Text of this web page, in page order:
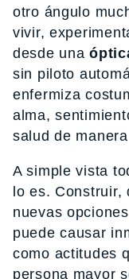
otro ángulo
vivir,
desde una
sin piloto
enfermiza
alma,
salud de
A simple vista
lo es. Construir,
nuevas
puede causar
como actitudes
persona mayor